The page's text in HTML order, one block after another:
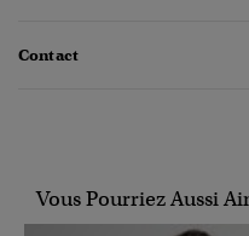
Contact
Vous Pourriez Aussi